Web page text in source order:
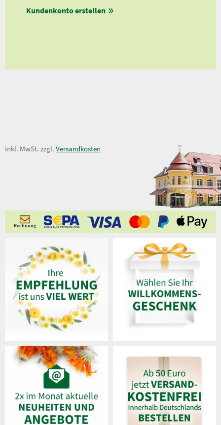
Kundenkonto erstellen
11,00 €
inkl. MwSt. zzgl. Versandkosten
Rechnung